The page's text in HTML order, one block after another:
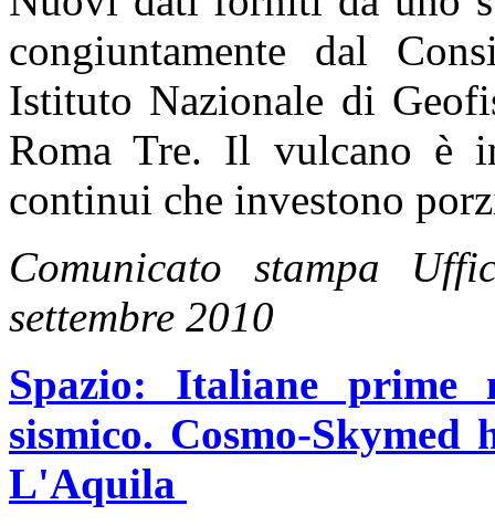
congiuntamente dal
Istituto Nazionale di
Roma Tre. Il vulcano è
continui che investono
Comunicato stampa
settembre 2010
Spazio: Italiane prime
sismico. Cosmo-
L'Aquila